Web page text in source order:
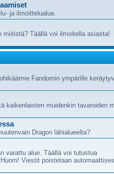
ja ilmoittelualue.
miitistä? Täällä voi ilmoitella asiasta!
Fandomin ympärille
kaikenlaisten muidenkin tavaroiden
Dragon lähialueelta?
varattu alue. Täällä voi tutustua
Viestit poistetaan